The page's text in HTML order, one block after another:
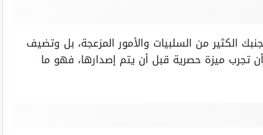
الكثير من السلبيات والأمور المزعجة، بل وتضيف
تجرب ميزة حصرية قبل أن يتم إصدارها، فهو ما